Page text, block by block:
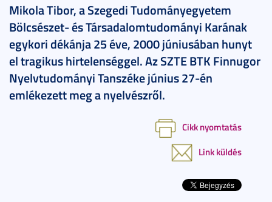
Mikola Tibor, a Szegedi Tudományegyetem
Bölcsészet- és Társadalomtudományi Karának
egykori dékánja 25 éve, 2000 júniusában hunyt
el tragikus hirtelenséggel. Az SZTE BTK Finnugor
Nyelvtudományi Tanszéke június 27-én
emlékezett meg a nyelvészről.
Cikk nyomtatás
Link küldés